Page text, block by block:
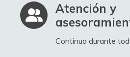
Atención y
Continuo durante